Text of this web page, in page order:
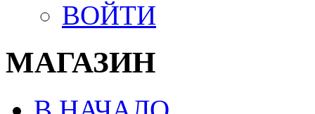
ВОЙТИ
МАГАЗИН